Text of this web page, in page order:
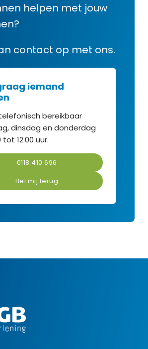
helpen met jouw
contact op met ons.
iemand
bereikbaar
dinsdag en donderdag
tot 12:00 uur.
0118 410 696
Bel mij terug